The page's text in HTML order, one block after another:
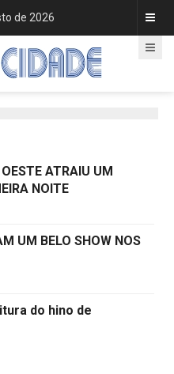
de 2026
ATRAIU UM
NOITE
UM BELO SHOW NOS
do hino de